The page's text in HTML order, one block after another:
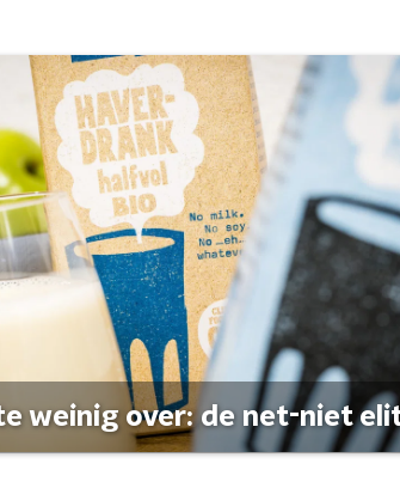
weinig over: de net-niet